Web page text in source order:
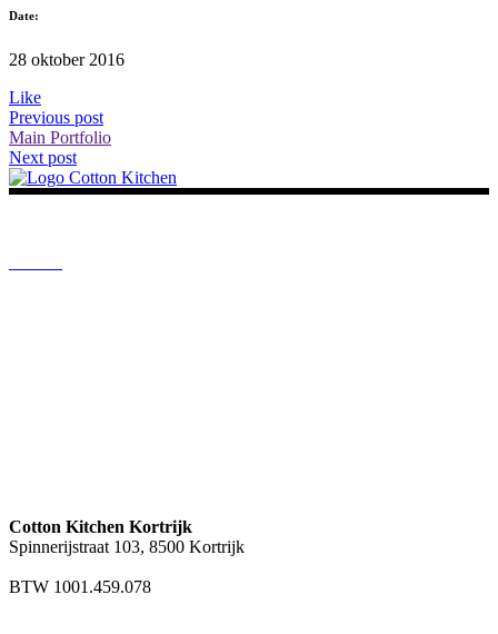
Date:
28 oktober 2016
Like
Previous post
Main Portfolio
Next post
Cotton Kitchen Kortrijk
Spinnerijstraat 103, 8500 Kortrijk
BTW 1001.459.078